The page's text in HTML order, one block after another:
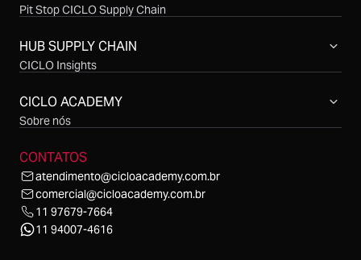
Pit Stop CICLO Supply Chain
Simpósio CICLO Supply Chain
HUB SUPPLY CHAIN
CICLO Insights
CICLO Talks
CICLO Cast
CICLO ACADEMY
Sobre nós
CONTATOS
atendimento@cicloacademy.com.br
comercial@cicloacademy.com.br
11 97679-7664
11 94007-4616